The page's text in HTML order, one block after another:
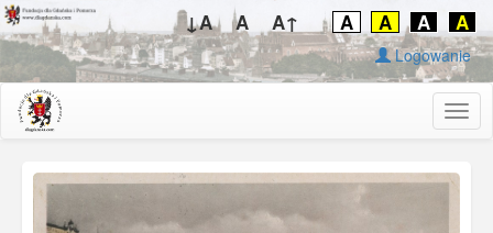
↓A A A↑ A A A A
Logowanie